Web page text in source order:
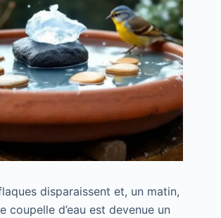
disparaissent et, un matin,
coupelle d’eau est devenue un